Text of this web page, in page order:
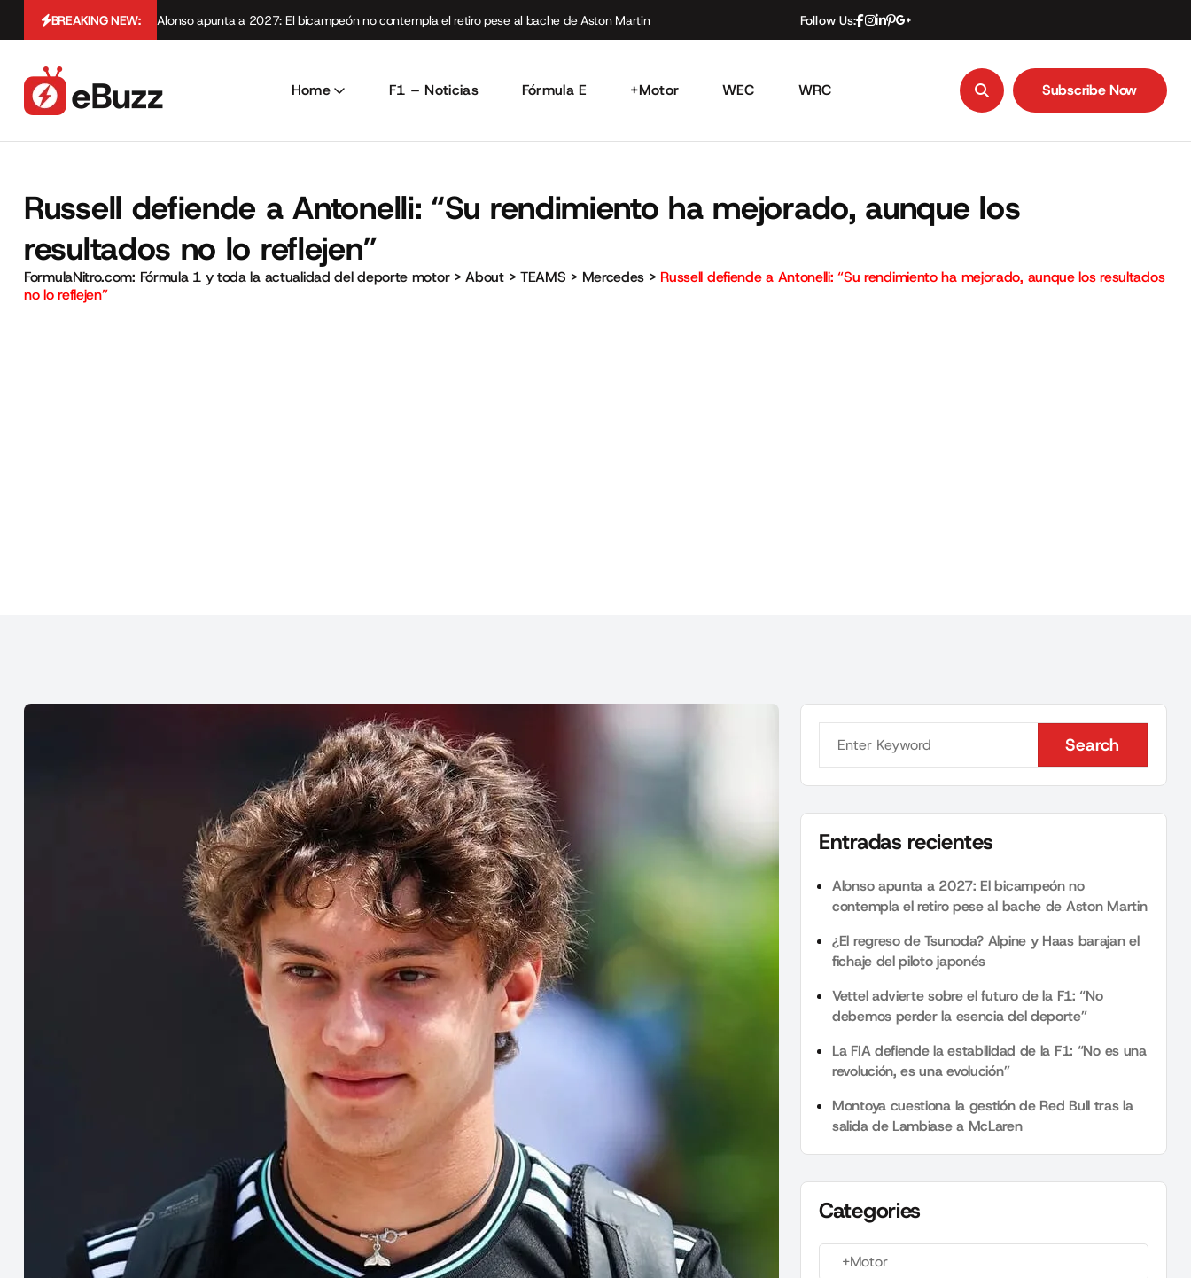
BREAKING NEW: Alonso apunta a 2027: El bicampeón no contempla el retiro pese al bache de Aston Martin Follow Us:
Home F1 – Noticias Fórmula E +Motor WEC WRC Subscribe Now
Russell defiende a Antonelli: “Su rendimiento ha mejorado, aunque los
resultados no lo reflejen”
FormulaNitro.com: Fórmula 1 y toda la actualidad del deporte motor>About> TEAMS > Mercedes > Russell defiende a Antonelli: “Su rendimiento ha mejorado, aunque los resultados
no lo reflejen”
Search
Search
Entradas recientes
Alonso apunta a 2027: El bicampeón no
contempla el retiro pese al bache de Aston Martin
¿El regreso de Tsunoda? Alpine y Haas barajan el
fichaje del piloto japonés
Vettel advierte sobre el futuro de la F1: “No
debemos perder la esencia del deporte”
La FIA defiende la estabilidad de la F1: “No es una
revolución, es una evolución”
Montoya cuestiona la gestión de Red Bull tras la
salida de Lambiase a McLaren
Categories
+Motor